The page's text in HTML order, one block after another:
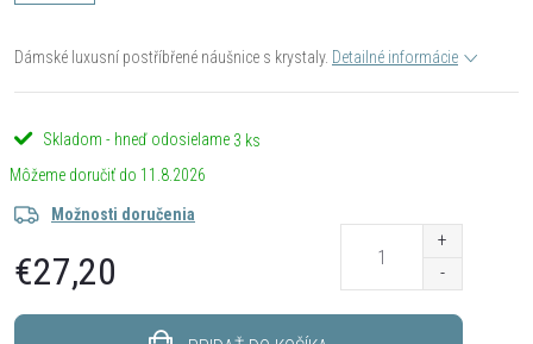
Dámské luxusní postříbřené náušnice s krystaly. Detailné informácie
Skladom - hneď odosielame 3 ks
11.8.2026
Možnosti doručenia
€27,20